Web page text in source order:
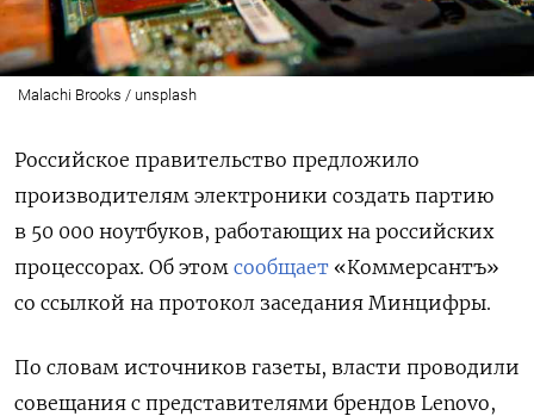
Malachi Brooks / unsplash
Российское правительство предложило
производителям электроники создать партию
в 50 000 ноутбуков, работающих на российских
процессорах. Об этом сообщает «Коммерсантъ»
со ссылкой на протокол заседания Минцифры.
По словам источников газеты, власти проводили
совещания с представителями брендов Lenovo,